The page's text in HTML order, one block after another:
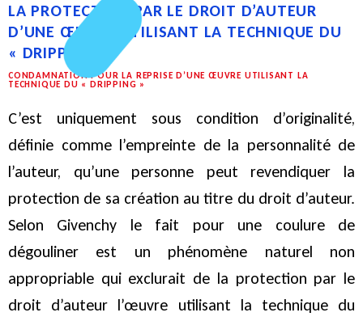
LA PROTECTION PAR LE DROIT D’AUTEUR
D’UNE ŒUVRE UTILISANT LA TECHNIQUE DU
« DRIPPING »
CONDAMNATION POUR LA REPRISE D’UNE ŒUVRE UTILISANT LA
TECHNIQUE DU « DRIPPING »
C’est uniquement sous condition d’originalité,
définie comme l’empreinte de la personnalité de
l’auteur, qu’une personne peut revendiquer la
protection de sa création au titre du droit d’auteur.
Selon Givenchy le fait pour une coulure de
dégouliner est un phénomène naturel non
appropriable qui exclurait de la protection par le
droit d’auteur l’œuvre utilisant la technique du